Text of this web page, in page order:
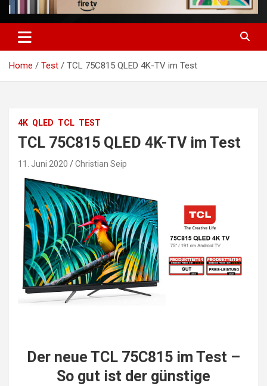
Home Test TCL 75C815 QLED 4K-TV im Test
4K QLED TCL TEST
TCL 75C815 QLED 4K-TV im Test
11. Juni 2020 Christian Seip
Der neue TCL 75C815 im Test –
So gut ist der günstige